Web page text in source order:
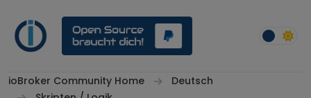
ioBroker Community Home
Deutsch